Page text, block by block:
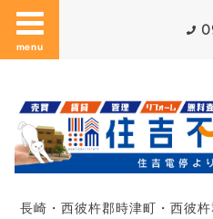
menu
長崎・西彼杵郡時津町・西彼